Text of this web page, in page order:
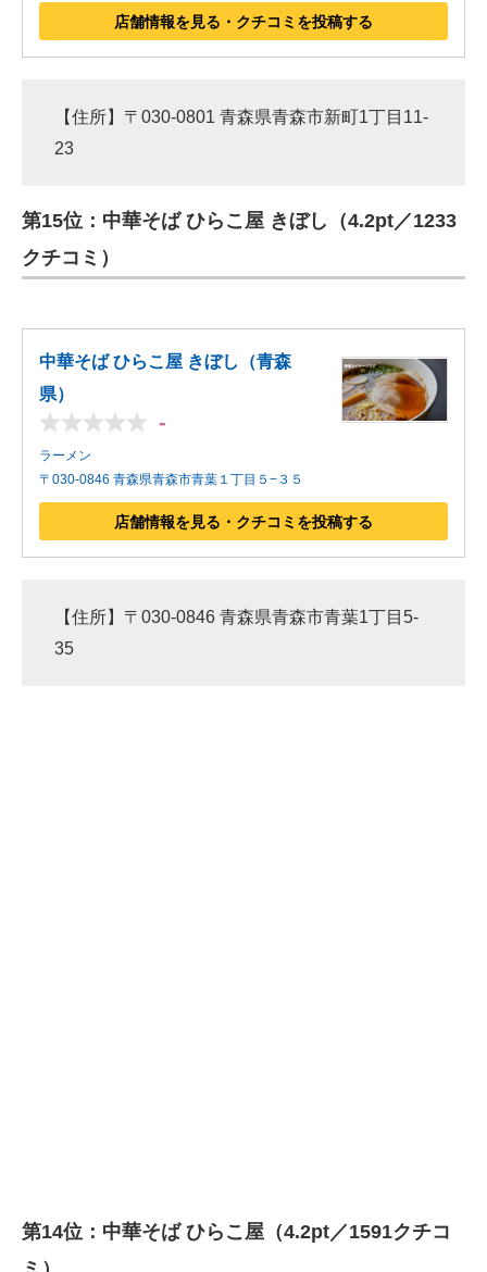
店舗情報を見る・クチコミを投稿する
【住所】〒030-0801 青森県青森市新町1丁目11-
23
第15位：中華そば ひらこ屋 きぼし（4.2pt／1233
クチコミ）
中華そば ひらこ屋 きぼし（青森
県）
-
ラーメン
〒030-0846 青森県青森市青葉１丁目５−３５
店舗情報を見る・クチコミを投稿する
【住所】〒030-0846 青森県青森市青葉1丁目5-
35
第14位：中華そば ひらこ屋（4.2pt／1591クチコ